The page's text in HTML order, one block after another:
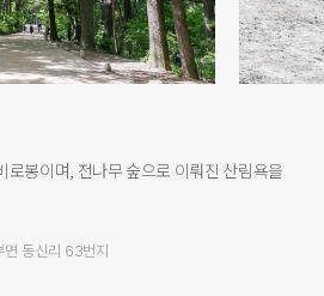
봉이며, 전나무 숲으로 이뤄진 산림욕을
면 동신리 63번지